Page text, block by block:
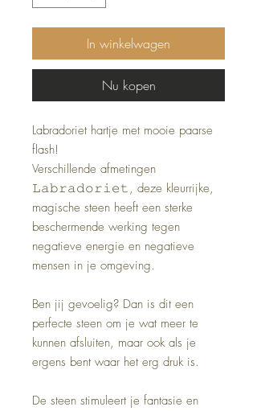
In winkelwagen
Nu kopen
Labradoriet hartje met mooie paarse
flash!
Verschillende afmetingen
𝙻𝚊𝚋𝚛𝚊𝚍𝚘𝚛𝚒𝚎𝚝, deze kleurrijke,
magische steen heeft een sterke
beschermende werking tegen
negatieve energie en negatieve
mensen in je omgeving.
Ben jij gevoelig? Dan is dit een
perfecte steen om je wat meer te
kunnen afsluiten, maar ook als je
ergens bent waar het erg druk is.
De steen stimuleert je fantasie en